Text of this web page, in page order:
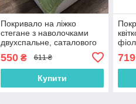
Покривало на ліжко
стегане з наволочками
двухспальне, саталового
550₴ 611 ₴
Купити
719